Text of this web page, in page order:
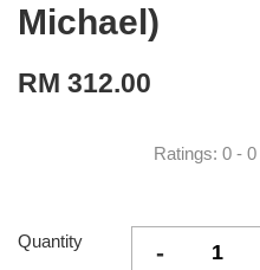
Michael)
RM 312.00
Ratings: 0 - 0
Quantity -